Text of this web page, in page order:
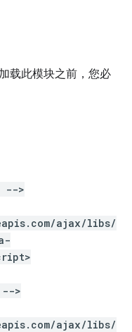
载此模块之前，您必
-->
ajax/libs/
>
ajax/libs/